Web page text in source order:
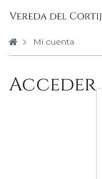
Mi cuenta
Acceder